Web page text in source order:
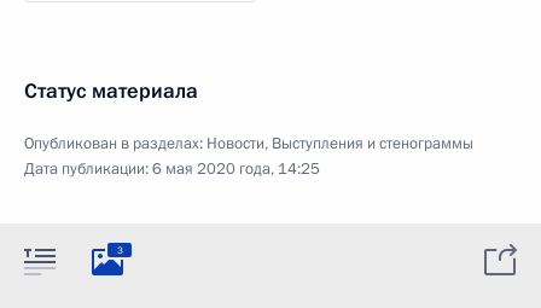
Статус материала
Опубликован в разделах: Новости, Выступления и стенограммы
Дата публикации:6 мая 2020 года, 14:25
3